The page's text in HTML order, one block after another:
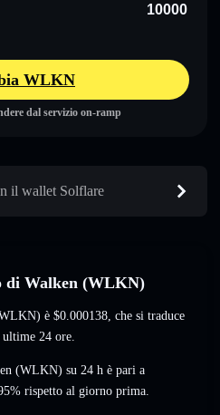
WLKN
dal servizio on-ramp
il wallet Solflare
di Walken (WLKN)
è $0.000138, che si traduce
ultime 24 ore.
(WLKN) su 24 h è pari a
rispetto al giorno prima.